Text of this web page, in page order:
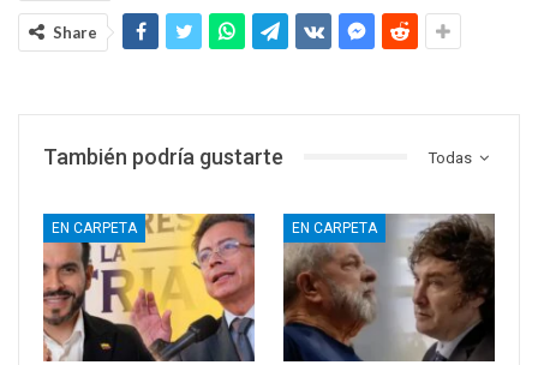
Share
Todas
También podría gustarte
EN CARPETA EN CARPETA